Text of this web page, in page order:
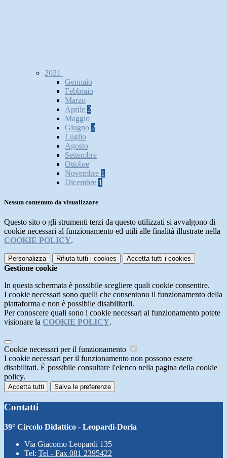
2021
Gennaio
Febbraio
Marzo
Aprile 2
Maggio
Giugno 2
Luglio
Agosto
Settembre
Ottobre
Novembre 1
Dicembre 1
Nessun contenuto da visualizzare
Questo sito o gli strumenti terzi da questo utilizzati si avvalgono di
cookie necessari al funzionamento ed utili alle finalità illustrate nella
COOKIE POLICY.
Personalizza Rifiuta tutti i cookies Accetta tutti i cookies
Gestione cookie
In questa schermata è possibile scegliere quali cookie consentire.
I cookie necessari sono quelli che consentono il funzionamento della
piattaforma e non è possibile disabilitarli.
Per conoscere quali sono i cookie necessari al funzionamento potete
visionare la COOKIE POLICY.
Cookie necessari per il funzionamento
I cookie necessari per il funzionamento non possono essere
disabilitati. È possibile consultare l'elenco nella pagina della cookie
policy.
Accetta tutti Salva le preferenze
Contatti
39° Circolo Didattico - Leopardi-Doria
Via Giacomo Leopardi 135
Tel: Tel - Fax 081 2395422